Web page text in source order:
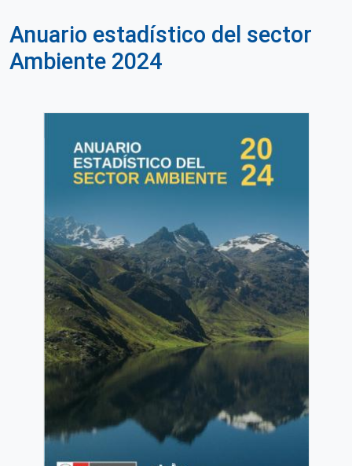
Anuario estadístico del sector
Ambiente 2024